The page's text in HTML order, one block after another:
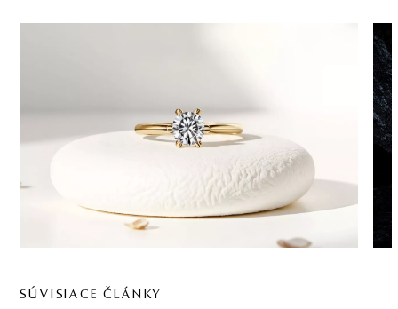
SÚVISIACE ČLÁNKY